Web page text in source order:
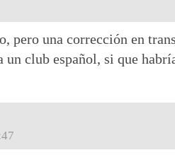
pero una corrección en
un club español, si que